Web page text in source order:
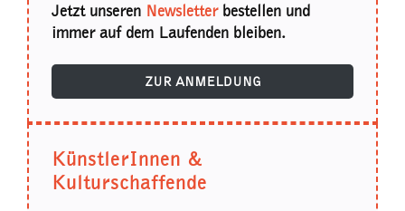
Jetzt unseren Newsletterbestellen und
immer auf dem Laufenden bleiben.
ZUR ANMELDUNG
KünstlerInnen &
Kulturschaffende